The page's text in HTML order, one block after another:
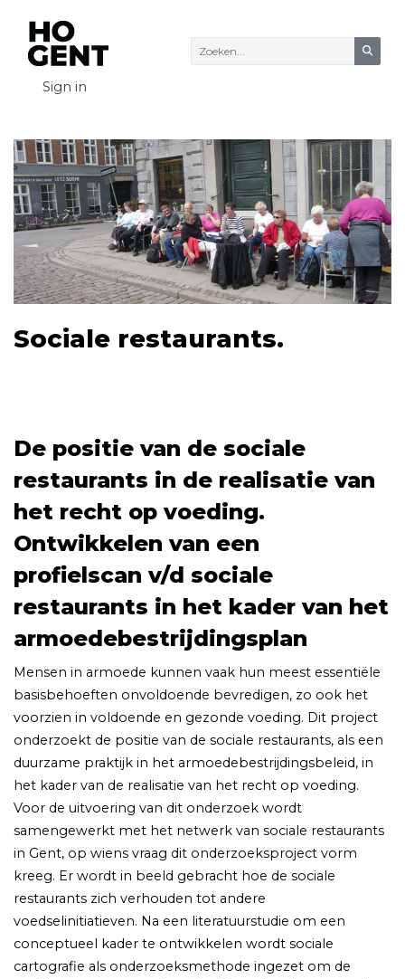
Sign in
Sociale restaurants.
De positie van de sociale
restaurants in de realisatie van
het recht op voeding.
Ontwikkelen van een
profielscan v/d sociale
restaurants in het kader van het
armoedebestrijdingsplan
Mensen in armoede kunnen vaak hun meest essentiële
basisbehoeften onvoldoende bevredigen, zo ook het
voorzien in voldoende en gezonde voeding. Dit project
onderzoekt de positie van de sociale restaurants, als een
duurzame praktijk in het armoedebestrijdingsbeleid, in
het kader van de realisatie van het recht op voeding.
Voor de uitvoering van dit onderzoek wordt
samengewerkt met het netwerk van sociale restaurants
in Gent, op wiens vraag dit onderzoeksproject vorm
kreeg. Er wordt in beeld gebracht hoe de sociale
restaurants zich verhouden tot andere
voedselinitiatieven. Na een literatuurstudie om een
conceptueel kader te ontwikkelen wordt sociale
cartografie als onderzoeksmethode ingezet om de